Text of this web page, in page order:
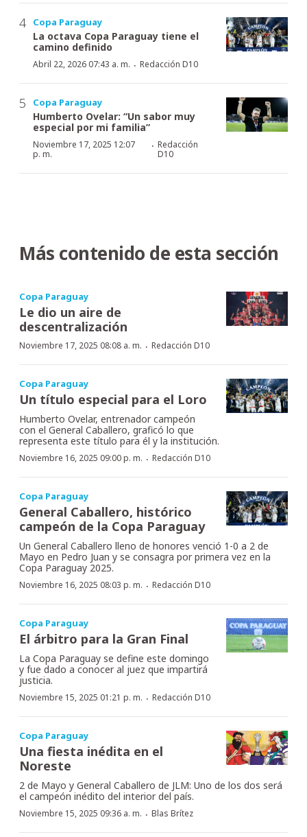
Copa Paraguay
La octava Copa Paraguay tiene el
camino definido
Abril 22, 2026 07:43 a. m. · Redacción D10
Copa Paraguay
Humberto Ovelar: “Un sabor muy
especial por mi familia”
Noviembre 17, 2025 12:07
p. m.
·Redacción
D10
Más contenido de esta sección
Copa Paraguay
Le dio un aire de
descentralización
Noviembre 17, 2025 08:08 a. m. · Redacción D10
Copa Paraguay
Un título especial para el Loro
Humberto Ovelar, entrenador campeón
con el General Caballero, graficó lo que
representa este título para él y la institución.
Noviembre 16, 2025 09:00 p. m. · Redacción D10
Copa Paraguay
General Caballero, histórico
campeón de la Copa Paraguay
Un General Caballero lleno de honores venció 1-0 a 2 de
Mayo en Pedro Juan y se consagra por primera vez en la
Copa Paraguay 2025.
Noviembre 16, 2025 08:03 p. m. · Redacción D10
Copa Paraguay
El árbitro para la Gran Final
La Copa Paraguay se define este domingo
y fue dado a conocer al juez que impartirá
justicia.
Noviembre 15, 2025 01:21 p. m. · Redacción D10
Copa Paraguay
Una fiesta inédita en el
Noreste
2 de Mayo y General Caballero de JLM: Uno de los dos será
el campeón inédito del interior del país.
Noviembre 15, 2025 09:36 a. m. · Blas Brítez